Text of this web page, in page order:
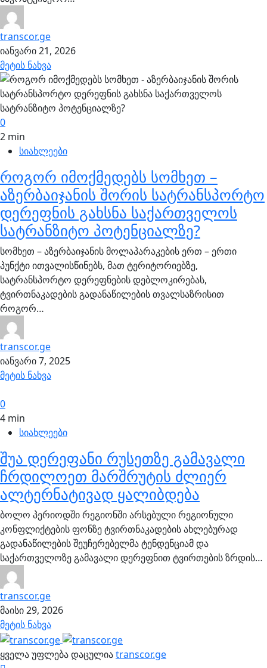
transcor.ge
იანვარი 21, 2026
მეტის ნახვა
0
2 min
სიახლეები
როგორ იმოქმედებს სომხეთ –
აზერბაიჯანის შორის სატრანსპორტო
დერეფნის გახსნა საქართველოს
სატრანზიტო პოტენციალზე?
სომხეთ – აზერბაიჯანის მოლაპარაკების ერთ – ერთი
პუნქტი ითვალისწინებს, მათ ტერიტორიებზე,
სატრანსპორტო დერეფნების დებლოკირებას,
ტვირთნაკადების გადანაწილების თვალსაზრისით
როგორ…
transcor.ge
იანვარი 7, 2025
მეტის ნახვა
0
4 min
სიახლეები
შუა დერეფანი რუსეთზე გამავალი
ჩრდილოეთ მარშრუტის ძლიერ
ალტერნატივად ყალიბდება
ბოლო პერიოდში რეგიონში არსებული რეგიონული
კონფლიქტების ფონზე ტვირთნაკადების ახლებურად
გადანაწილების შეუჩერებელმა ტენდენციამ და
საქართველოზე გამავალი დერეფნით ტვირთების ზრდის…
transcor.ge
მაისი 29, 2026
მეტის ნახვა
ყველა უფლება დაცულიაtranscor.ge